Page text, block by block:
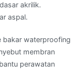
akrilik.
aspal.
bakar waterproofing
membran
perawatan